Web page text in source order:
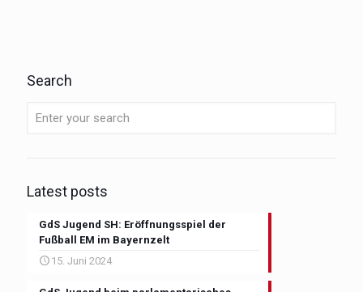
Search
Latest posts
GdS Jugend SH: Eröffnungsspiel der
Fußball EM im Bayernzelt
15. Juni 2024